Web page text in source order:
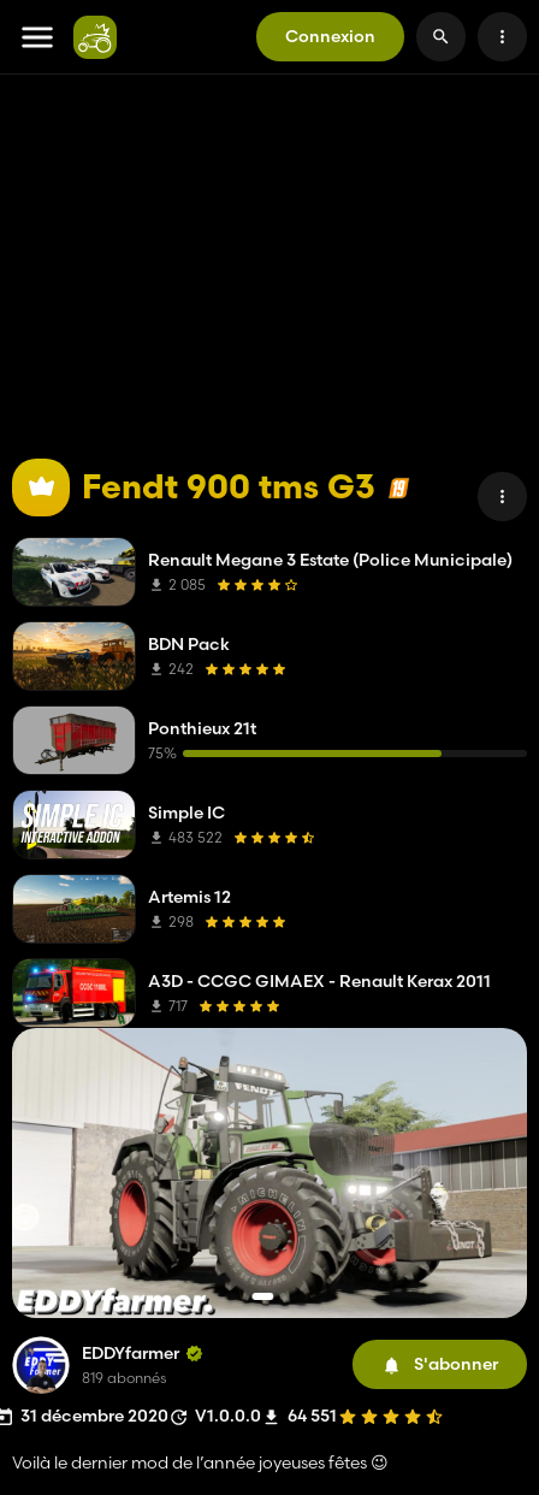
Connexion
Fendt 900 tms G3
EDDYfarmer
819 abonnés
S'abonner
31 décembre 2020 V1.0.0.0 64 551
Voilà le dernier mod de l’année joyeuses fêtes 😉
Renault Megane 3 Estate (Police Municipale)
2 085
BDN Pack
242
Ponthieux 21t
75%
Simple IC
483 522
Artemis 12
298
A3D - CCGC GIMAEX - Renault Kerax 2011
717